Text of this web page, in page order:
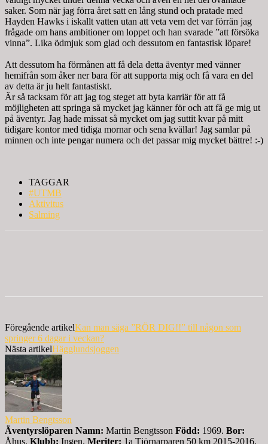
saker. Som när jag förra året satt en lång stund och pratade med
Hayden Hawks i iskallt vatten utan att veta vem det var förrän jag
frågade om hans ambitioner om loppet och han svarade ”att försöka
vinna”. Lika ödmjuk som glad och dessutom en fantastisk löpare!
Att dessutom ha förmånen att få dela detta äventyr med vänner
hemifrån som åker ner bara för att supporta mig och få vara en del
av detta är ju helt fantastiskt.
Är så tacksam för att jag tog steget att byta karriär för att få
möjligheten att springa så mycket jag känner för och att få ge mig ut
på äventyr. Jag hade missat så mycket om jag suttit kvar på mitt
tidigare kontor med tidiga mornar och sena kvällar! Jag samlar på
minnen och inte pengar numera och det passar mig mycket bättre! :-)
TAGGAR
#UTMB
Aktivitus
Salming
Föregående artikelKan man säga ”RÖR DIG!!” till någon som
springer 6 dagar i veckan?
Nästa artikelHägglundsjoggen
Martin Bengtsson
Äventyrslöparen Namn: Martin Bengtsson Född: 1969. Bor:
Åhus. Klubb: Ingen. Meriter: 1a Tjörnarparen 50 km 2015-2016,